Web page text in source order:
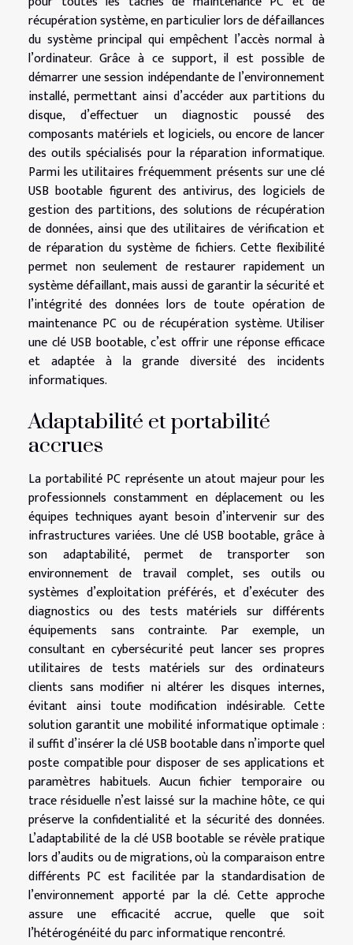
récupération système, en particulier lors de défaillances
du système principal qui empêchent l’accès normal à
l’ordinateur. Grâce à ce support, il est possible de
démarrer une session indépendante de l’environnement
installé, permettant ainsi d’accéder aux partitions du
disque, d’effectuer un diagnostic poussé des
composants matériels et logiciels, ou encore de lancer
des outils spécialisés pour la réparation informatique.
Parmi les utilitaires fréquemment présents sur une clé
USB bootable figurent des antivirus, des logiciels de
gestion des partitions, des solutions de récupération
de données, ainsi que des utilitaires de vérification et
de réparation du système de fichiers. Cette flexibilité
permet non seulement de restaurer rapidement un
système défaillant, mais aussi de garantir la sécurité et
l’intégrité des données lors de toute opération de
maintenance PC ou de récupération système. Utiliser
une clé USB bootable, c’est offrir une réponse efficace
et adaptée à la grande diversité des incidents
informatiques.
Adaptabilité et portabilité
accrues
La portabilité PC représente un atout majeur pour les
professionnels constamment en déplacement ou les
équipes techniques ayant besoin d’intervenir sur des
infrastructures variées. Une clé USB bootable, grâce à
son adaptabilité, permet de transporter son
environnement de travail complet, ses outils ou
systèmes d’exploitation préférés, et d’exécuter des
diagnostics ou des tests matériels sur différents
équipements sans contrainte. Par exemple, un
consultant en cybersécurité peut lancer ses propres
utilitaires de tests matériels sur des ordinateurs
clients sans modifier ni altérer les disques internes,
évitant ainsi toute modification indésirable. Cette
solution garantit une mobilité informatique optimale :
il suffit d’insérer la clé USB bootable dans n’importe quel
poste compatible pour disposer de ses applications et
paramètres habituels. Aucun fichier temporaire ou
trace résiduelle n’est laissé sur la machine hôte, ce qui
préserve la confidentialité et la sécurité des données.
L’adaptabilité de la clé USB bootable se révèle pratique
lors d’audits ou de migrations, où la comparaison entre
différents PC est facilitée par la standardisation de
l’environnement apporté par la clé. Cette approche
assure une efficacité accrue, quelle que soit
l’hétérogénéité du parc informatique rencontré.